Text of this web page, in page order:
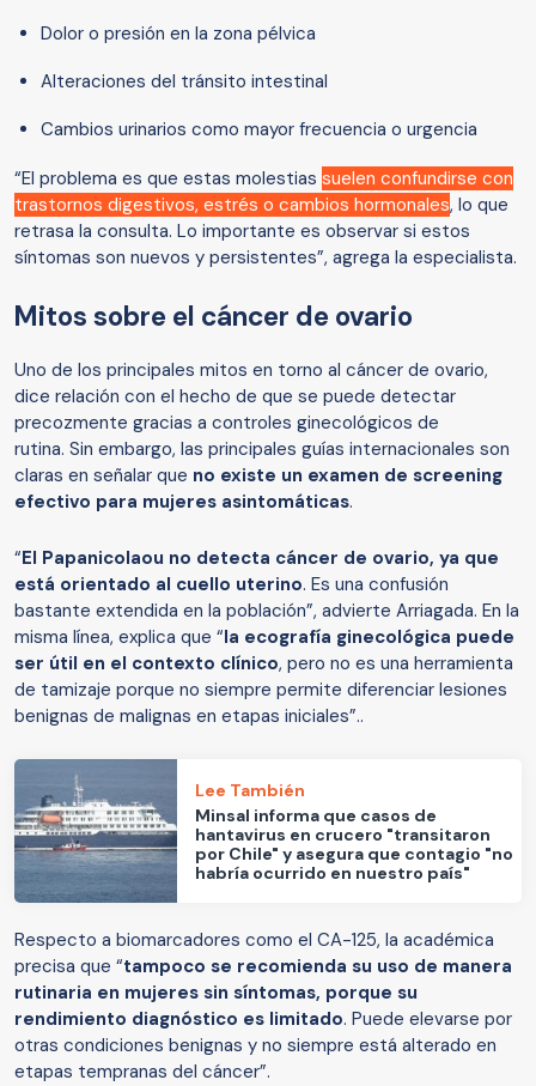
Dolor o presión en la zona pélvica
Alteraciones del tránsito intestinal
Cambios urinarios como mayor frecuencia o urgencia
“El problema es que estas molestias suelen confundirse con
trastornos digestivos, estrés o cambios hormonales, lo que
retrasa la consulta. Lo importante es observar si estos
síntomas son nuevos y persistentes”, agrega la especialista.
Mitos sobre el cáncer de ovario
Uno de los principales mitos en torno al cáncer de ovario,
dice relación con el hecho de que se puede detectar
precozmente gracias a controles ginecológicos de
rutina. Sin embargo, las principales guías internacionales son
claras en señalar que no existe un examen de screening
efectivo para mujeres asintomáticas.
“El Papanicolaou no detecta cáncer de ovario, ya que
está orientado al cuello uterino. Es una confusión
bastante extendida en la población”, advierte Arriagada. En la
misma línea, explica que “la ecografía ginecológica puede
ser útil en el contexto clínico, pero no es una herramienta
de tamizaje porque no siempre permite diferenciar lesiones
benignas de malignas en etapas iniciales”..
Lee También
Minsal informa que casos de
hantavirus en crucero "transitaron
por Chile" y asegura que contagio "no
habría ocurrido en nuestro país"
Respecto a biomarcadores como el CA-125, la académica
precisa que “tampoco se recomienda su uso de manera
rutinaria en mujeres sin síntomas, porque su
rendimiento diagnóstico es limitado. Puede elevarse por
otras condiciones benignas y no siempre está alterado en
etapas tempranas del cáncer”.